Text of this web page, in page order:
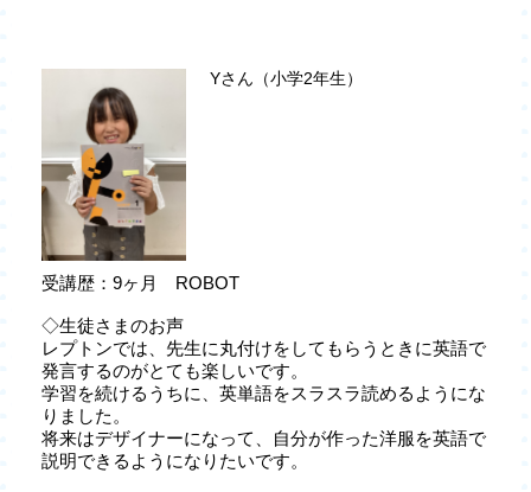
Yさん（小学2年生）
受講歴：9ヶ月 ROBOT
◇生徒さまのお声
レプトンでは、先生に丸付けをしてもらうときに英語で
発言するのがとても楽しいです。
学習を続けるうちに、英単語をスラスラ読めるようにな
りました。
将来はデザイナーになって、自分が作った洋服を英語で
説明できるようになりたいです。